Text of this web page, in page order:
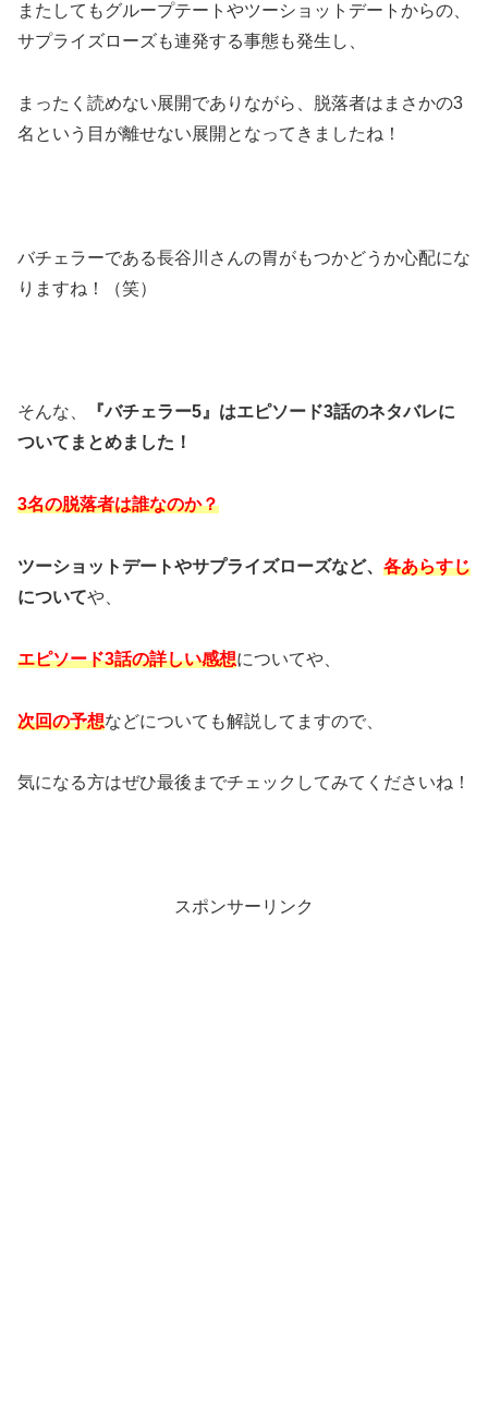
またしてもグループテートやツーショットデートからの、
サプライズローズも連発する事態も発生し、
まったく読めない展開でありながら、脱落者はまさかの3
名という目が離せない展開となってきましたね！
バチェラーである長谷川さんの胃がもつかどうか心配にな
りますね！（笑）
そんな、
『バチェラー5』はエピソード3話のネタバレに
ついてまとめました！
3名の脱落者は誰なのか？
ツーショットデートやサプライズローズなど、 各あらすじ
についてや、
エピソード3話の詳しい感想についてや、
次回の予想などについても解説してますので、
気になる方はぜひ最後までチェックしてみてくださいね！
スポンサーリンク